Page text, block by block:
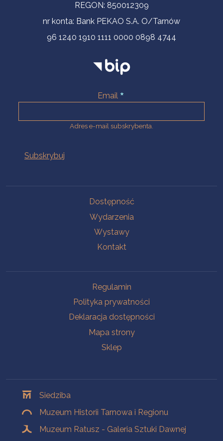
REGON: 850012309
nr konta: Bank PEKAO S.A. O/Tarnów
96 1240 1910 1111 0000 0898 4744
Email
Adres e-mail subskrybenta.
Dostępność
Wydarzenia
Wystawy
Kontakt
Regulamin
Polityka prywatności
Deklaracja dostępności
Mapa strony
Sklep
Siedziba
Muzeum Historii Tarnowa i Regionu
Muzeum Ratusz - Galeria Sztuki Dawnej